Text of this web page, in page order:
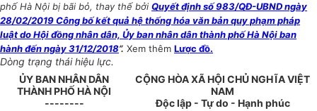
phố Hà Nội bị bãi bỏ, thay thế bởi Quyết định số 983/QĐ-UBND ngày
28/02/2019 Công bố kết quả hệ thống hóa văn bản quy phạm pháp
luật do Hội đồng nhân dân, Ủy ban nhân dân thành phố Hà Nội ban
hành đến ngày 31/12/2018”. Xem thêm Lược đồ.
Dòng trạng thái hiệu lực.
ỦY BAN NHÂN DÂN
THÀNH PHỐ HÀ NỘI
--------
CỘNG HÒA XÃ HỘI CHỦ NGHĨA VIỆT
NAM
Độc lập - Tự do - Hạnh phúc